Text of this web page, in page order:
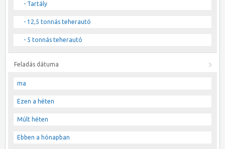
- Tartály
- 12,5 tonnás teherautó
- 5 tonnás teherautó
Feladás dátuma
ma
Ezen a héten
Múlt héten
Ebben a hónapban